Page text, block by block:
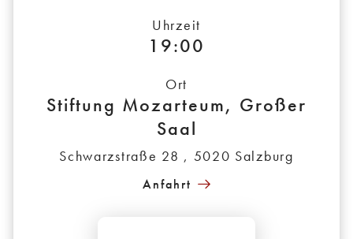
Uhrzeit
19:00
Ort
Stiftung Mozarteum, Großer
Saal
Schwarzstraße 28 , 5020 Salzburg
Anfahrt